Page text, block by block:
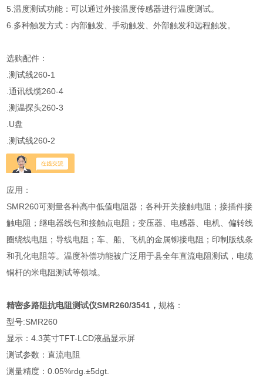
5.温度测试功能：可以通过外接温度传感器进行温度测试。
6.多种触发方式：内部触发、手动触发、外部触发和远程触发。
选购配件：
.测试线260-1
.通讯线缆260-4
.测温探头260-3
.U盘
.测试线260-2
应用：
SMR260可测量各种高中低值电阻器；各种开关接触电阻；接插件接
触电阻；继电器线包和接触点电阻；变压器、电感器、电机、偏转线
圈绕线电阻；导线电阻；车、船、飞机的金属铆接电阻；印制版线条
和孔化电阻等。温度补偿功能被广泛用于县全年直流电阻测试，电缆
铜杆的米电阻测试等领域。
精密多路阻抗电阻测试仪SMR260/3541 ，规格：
型号:SMR260
显示：4.3英寸TFT-LCD液晶显示屏
测试参数：直流电阻
测量精度：0.05%rdg.±5dgt.